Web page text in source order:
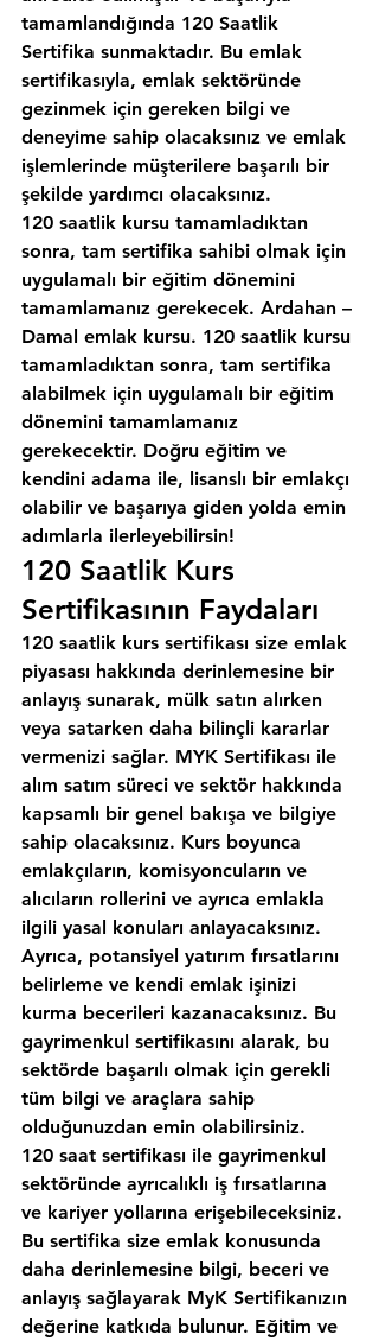
tamamlandığında 120 Saatlik
Sertifika sunmaktadır. Bu emlak
sertifikasıyla, emlak sektöründe
gezinmek için gereken bilgi ve
deneyime sahip olacaksınız ve emlak
işlemlerinde müşterilere başarılı bir
şekilde yardımcı olacaksınız.
120 saatlik kursu tamamladıktan
sonra, tam sertifika sahibi olmak için
uygulamalı bir eğitim dönemini
tamamlamanız gerekecek. Ardahan –
Damal emlak kursu. 120 saatlik kursu
tamamladıktan sonra, tam sertifika
alabilmek için uygulamalı bir eğitim
dönemini tamamlamanız
gerekecektir. Doğru eğitim ve
kendini adama ile, lisanslı bir emlakçı
olabilir ve başarıya giden yolda emin
adımlarla ilerleyebilirsin!
120 Saatlik Kurs
Sertifikasının Faydaları
120 saatlik kurs sertifikası size emlak
piyasası hakkında derinlemesine bir
anlayış sunarak, mülk satın alırken
veya satarken daha bilinçli kararlar
vermenizi sağlar. MYK Sertifikası ile
alım satım süreci ve sektör hakkında
kapsamlı bir genel bakışa ve bilgiye
sahip olacaksınız. Kurs boyunca
emlakçıların, komisyoncuların ve
alıcıların rollerini ve ayrıca emlakla
ilgili yasal konuları anlayacaksınız.
Ayrıca, potansiyel yatırım fırsatlarını
belirleme ve kendi emlak işinizi
kurma becerileri kazanacaksınız. Bu
gayrimenkul sertifikasını alarak, bu
sektörde başarılı olmak için gerekli
tüm bilgi ve araçlara sahip
olduğunuzdan emin olabilirsiniz.
120 saat sertifikası ile gayrimenkul
sektöründe ayrıcalıklı iş fırsatlarına
ve kariyer yollarına erişebileceksiniz.
Bu sertifika size emlak konusunda
daha derinlemesine bilgi, beceri ve
anlayış sağlayarak MyK Sertifikanızın
değerine katkıda bulunur. Eğitim ve